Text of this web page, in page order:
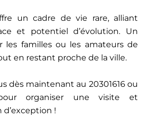
un cadre de vie rare, alliant
et potentiel d’évolution. Un
les familles ou les amateurs de
en restant proche de la ville.
dès maintenant au 20301616 ou
organiser une visite et
!